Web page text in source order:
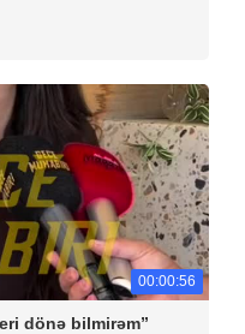
00:00:56
dönə bilmirəm”